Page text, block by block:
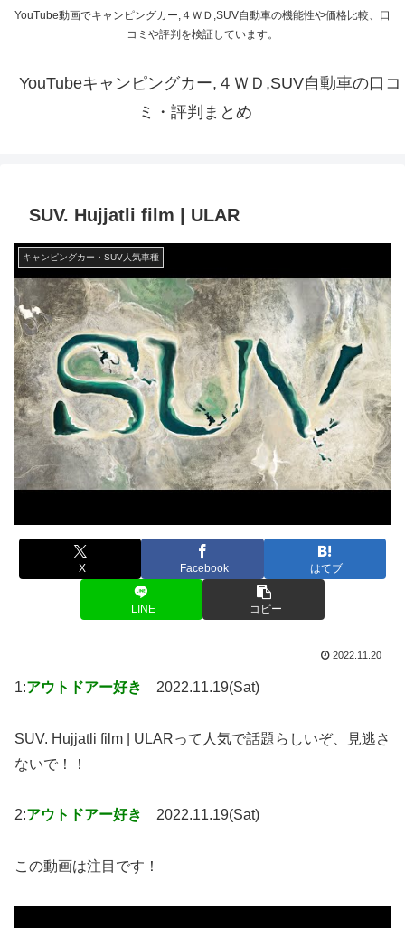
YouTube動画でキャンピングカー,４ＷＤ,SUV自動車の機能性や価格比較、口
コミや評判を検証しています。
YouTubeキャンピングカー,４ＷＤ,SUV自動車の口コ
ミ・評判まとめ
SUV. Hujjatli film | ULAR
キャンピングカー・SUV人気車種
X Facebook はてブ
LINE コピー
2022.11.20
1:アウトドアー好き 2022.11.19(Sat)
SUV. Hujjatli film | ULARって人気で話題らしいぞ、見逃さ
ないで！！
2:アウトドアー好き 2022.11.19(Sat)
この動画は注目です！